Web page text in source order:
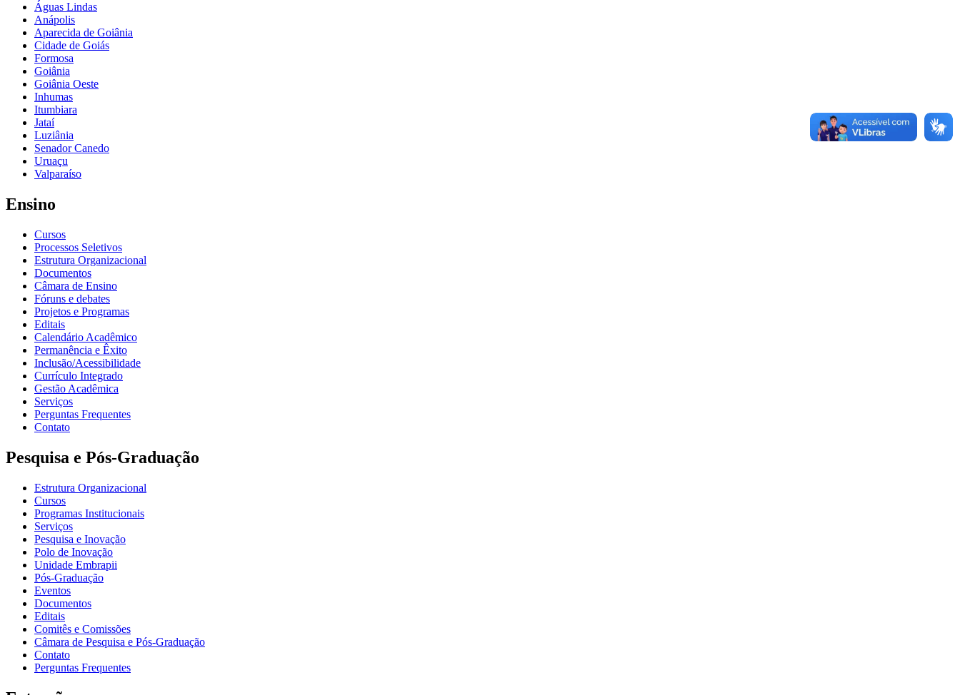
Águas Lindas
Anápolis
Aparecida de Goiânia
Cidade de Goiás
Formosa
Goiânia
Goiânia Oeste
Inhumas
Itumbiara
Jataí
Luziânia
Senador Canedo
Uruaçu
Valparaíso
Ensino
Cursos
Processos Seletivos
Estrutura Organizacional
Documentos
Câmara de Ensino
Fóruns e debates
Projetos e Programas
Editais
Calendário Acadêmico
Permanência e Êxito
Inclusão/Acessibilidade
Currículo Integrado
Gestão Acadêmica
Serviços
Perguntas Frequentes
Contato
Pesquisa e Pós-Graduação
Estrutura Organizacional
Cursos
Programas Institucionais
Serviços
Pesquisa e Inovação
Polo de Inovação
Unidade Embrapii
Pós-Graduação
Eventos
Documentos
Editais
Comitês e Comissões
Câmara de Pesquisa e Pós-Graduação
Contato
Perguntas Frequentes